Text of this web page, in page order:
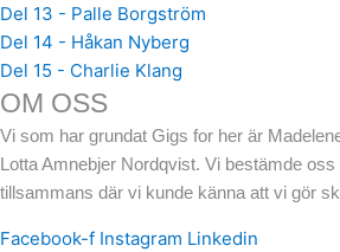
Del 13 - Palle Borgström
Del 14 - Håkan Nyberg
Del 15 - Charlie Klang
OM OSS
Vi som har grundat Gigs for her är
Lotta Amnebjer Nordqvist. Vi bestämde
tillsammans där vi kunde känna att vi gör
Facebook-f Instagram Linkedin